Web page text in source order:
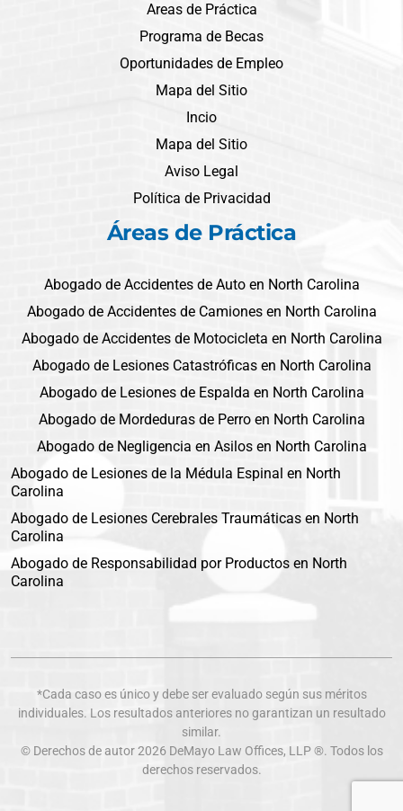
Areas de Práctica
Programa de Becas
Oportunidades de Empleo
Mapa del Sitio
Incio
Mapa del Sitio
Aviso Legal
Política de Privacidad
Áreas de Práctica
Abogado de Accidentes de Auto en North Carolina
Abogado de Accidentes de Camiones en North Carolina
Abogado de Accidentes de Motocicleta en North Carolina
Abogado de Lesiones Catastróficas en North Carolina
Abogado de Lesiones de Espalda en North Carolina
Abogado de Mordeduras de Perro en North Carolina
Abogado de Negligencia en Asilos en North Carolina
Abogado de Lesiones de la Médula Espinal en North
Carolina
Abogado de Lesiones Cerebrales Traumáticas en North
Carolina
Abogado de Responsabilidad por Productos en North
Carolina
*Cada caso es único y debe ser evaluado según sus méritos
individuales. Los resultados anteriores no garantizan un resultado
similar.
© Derechos de autor 2026 DeMayo Law Offices, LLP ®. Todos los
derechos reservados.